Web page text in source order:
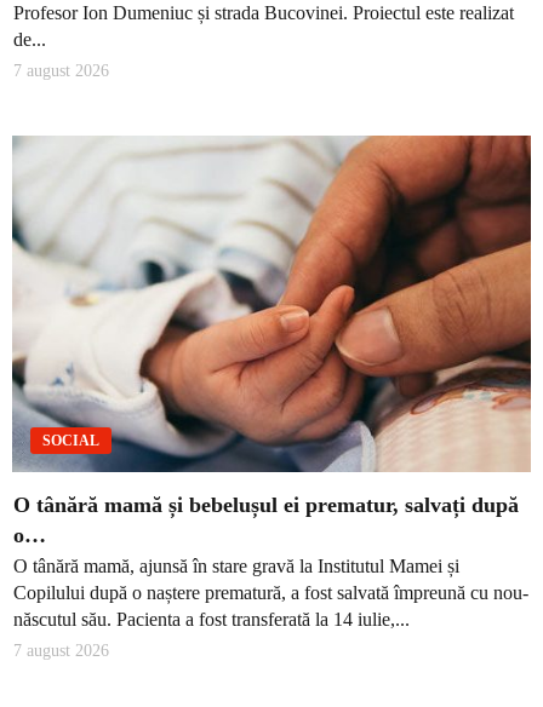
Profesor Ion Dumeniuc și strada Bucovinei. Proiectul este realizat
de...
7 august 2026
SOCIAL
O tânără mamă și bebelușul ei prematur, salvați după
o…
O tânără mamă, ajunsă în stare gravă la Institutul Mamei și
Copilului după o naștere prematură, a fost salvată împreună cu nou-
născutul său. Pacienta a fost transferată la 14 iulie,...
7 august 2026